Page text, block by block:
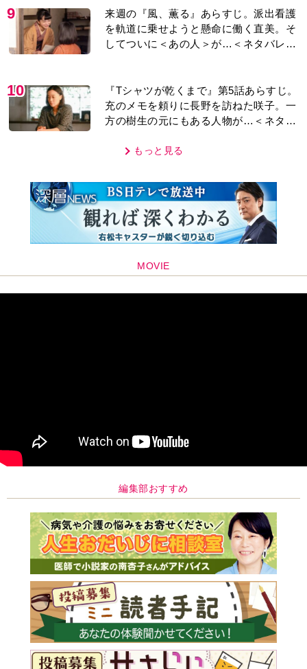
9
来週の『風、薫る』あらすじ。派出看護
を軌道に乗せようと懸命に働く直美。そ
してついに＜あの人＞が…＜ネタバレあ
10
『Tシャツが乾くまで』第5話あらすじ。
充のメモを頼りに長野を訪ねた咲子。一
方の樹生の元にもある人物が…＜ネタバ
もっと見る
MOVIE
編集部おすすめ